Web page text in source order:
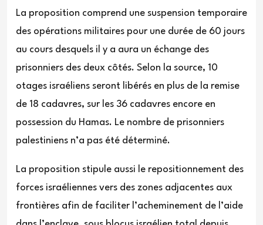
La proposition comprend une suspension temporaire
des opérations militaires pour une durée de 60 jours
au cours desquels il y a aura un échange des
prisonniers des deux côtés. Selon la source, 10
otages israéliens seront libérés en plus de la remise
de 18 cadavres, sur les 36 cadavres encore en
possession du Hamas. Le nombre de prisonniers
palestiniens n’a pas été déterminé.
La proposition stipule aussi le repositionnement des
forces israéliennes vers des zones adjacentes aux
frontières afin de faciliter l’acheminement de l’aide